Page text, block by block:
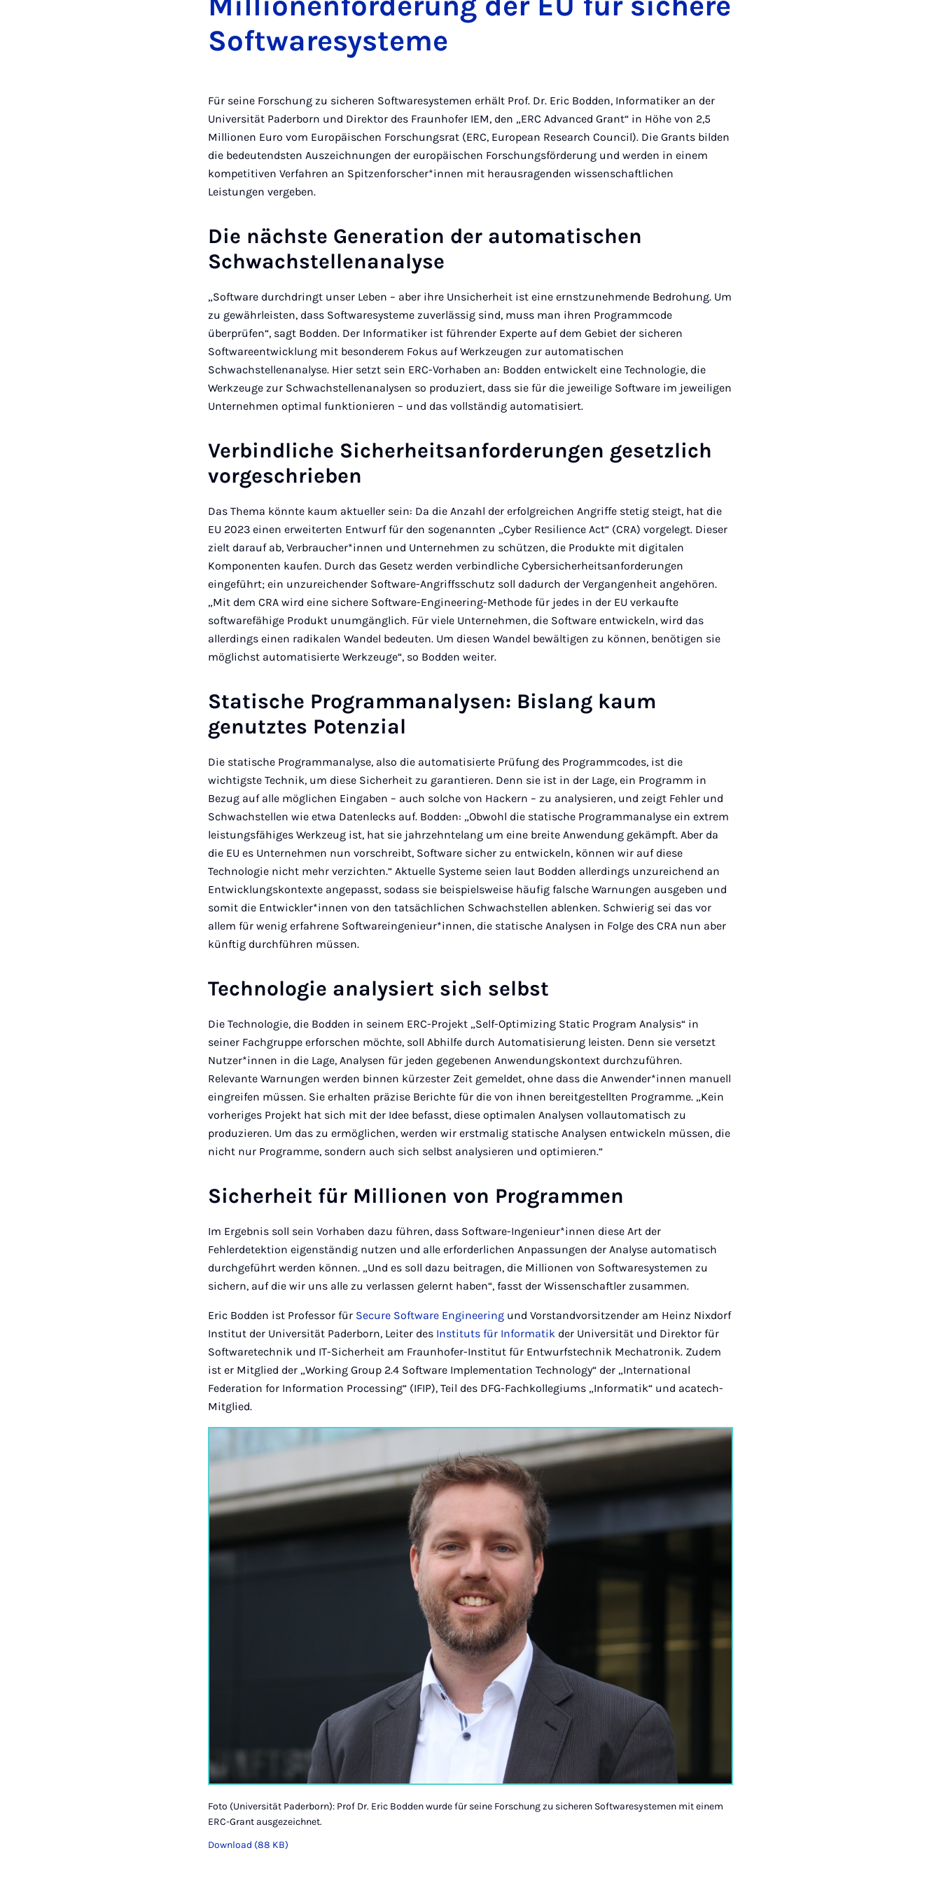
Softwaresysteme
Für seine Forschung zu sicheren Softwaresystemen erhält Prof. Dr. Eric Bodden, Informatiker an der
Universität Paderborn und Direktor des Fraunhofer IEM, den „ERC Advanced Grant“ in Höhe von 2,5
Millionen Euro vom Europäischen Forschungsrat (ERC, European Research Council). Die Grants bilden
die bedeutendsten Auszeichnungen der europäischen Forschungsförderung und werden in einem
kompetitiven Verfahren an Spitzenforscher*innen mit herausragenden wissenschaftlichen
Leistungen vergeben.
Die nächste Generation der automatischen
Schwachstellenanalyse
„Software durchdringt unser Leben – aber ihre Unsicherheit ist eine ernstzunehmende Bedrohung. Um
zu gewährleisten, dass Softwaresysteme zuverlässig sind, muss man ihren Programmcode
überprüfen“, sagt Bodden. Der Informatiker ist führender Experte auf dem Gebiet der sicheren
Softwareentwicklung mit besonderem Fokus auf Werkzeugen zur automatischen
Schwachstellenanalyse. Hier setzt sein ERC-Vorhaben an: Bodden entwickelt eine Technologie, die
Werkzeuge zur Schwachstellenanalysen so produziert, dass sie für die jeweilige Software im jeweiligen
Unternehmen optimal funktionieren – und das vollständig automatisiert.
Verbindliche Sicherheitsanforderungen gesetzlich
vorgeschrieben
Das Thema könnte kaum aktueller sein: Da die Anzahl der erfolgreichen Angriffe stetig steigt, hat die
EU 2023 einen erweiterten Entwurf für den sogenannten „Cyber Resilience Act“ (CRA) vorgelegt. Dieser
zielt darauf ab, Verbraucher*innen und Unternehmen zu schützen, die Produkte mit digitalen
Komponenten kaufen. Durch das Gesetz werden verbindliche Cybersicherheitsanforderungen
eingeführt; ein unzureichender Software-Angriffsschutz soll dadurch der Vergangenheit angehören.
„Mit dem CRA wird eine sichere Software-Engineering-Methode für jedes in der EU verkaufte
softwarefähige Produkt unumgänglich. Für viele Unternehmen, die Software entwickeln, wird das
allerdings einen radikalen Wandel bedeuten. Um diesen Wandel bewältigen zu können, benötigen sie
möglichst automatisierte Werkzeuge“, so Bodden weiter.
Statische Programmanalysen: Bislang kaum
genutztes Potenzial
Die statische Programmanalyse, also die automatisierte Prüfung des Programmcodes, ist die
wichtigste Technik, um diese Sicherheit zu garantieren. Denn sie ist in der Lage, ein Programm in
Bezug auf alle möglichen Eingaben – auch solche von Hackern – zu analysieren, und zeigt Fehler und
Schwachstellen wie etwa Datenlecks auf. Bodden: „Obwohl die statische Programmanalyse ein extrem
leistungsfähiges Werkzeug ist, hat sie jahrzehntelang um eine breite Anwendung gekämpft. Aber da
die EU es Unternehmen nun vorschreibt, Software sicher zu entwickeln, können wir auf diese
Technologie nicht mehr verzichten.“ Aktuelle Systeme seien laut Bodden allerdings unzureichend an
Entwicklungskontexte angepasst, sodass sie beispielsweise häufig falsche Warnungen ausgeben und
somit die Entwickler*innen von den tatsächlichen Schwachstellen ablenken. Schwierig sei das vor
allem für wenig erfahrene Softwareingenieur*innen, die statische Analysen in Folge des CRA nun aber
künftig durchführen müssen.
Technologie analysiert sich selbst
Die Technologie, die Bodden in seinem ERC-Projekt „Self-Optimizing Static Program Analysis“ in
seiner Fachgruppe erforschen möchte, soll Abhilfe durch Automatisierung leisten. Denn sie versetzt
Nutzer*innen in die Lage, Analysen für jeden gegebenen Anwendungskontext durchzuführen.
Relevante Warnungen werden binnen kürzester Zeit gemeldet, ohne dass die Anwender*innen manuell
eingreifen müssen. Sie erhalten präzise Berichte für die von ihnen bereitgestellten Programme. „Kein
vorheriges Projekt hat sich mit der Idee befasst, diese optimalen Analysen vollautomatisch zu
produzieren. Um das zu ermöglichen, werden wir erstmalig statische Analysen entwickeln müssen, die
nicht nur Programme, sondern auch sich selbst analysieren und optimieren.“
Sicherheit für Millionen von Programmen
Im Ergebnis soll sein Vorhaben dazu führen, dass Software-Ingenieur*innen diese Art der
Fehlerdetektion eigenständig nutzen und alle erforderlichen Anpassungen der Analyse automatisch
durchgeführt werden können. „Und es soll dazu beitragen, die Millionen von Softwaresystemen zu
sichern, auf die wir uns alle zu verlassen gelernt haben“, fasst der Wissenschaftler zusammen.
Eric Bodden ist Professor für Secure Software Engineering und Vorstandvorsitzender am Heinz Nixdorf
Institut der Universität Paderborn, Leiter des Instituts für Informatik der Universität und Direktor für
Softwaretechnik und IT-Sicherheit am Fraunhofer-Institut für Entwurfstechnik Mechatronik. Zudem
ist er Mitglied der „Working Group 2.4 Software Implementation Technology“ der „International
Federation for Information Processing“ (IFIP), Teil des DFG-Fachkollegiums „Informatik“ und acatech-
Mitglied.
Foto (Universität Paderborn): Prof Dr. Eric Bodden wurde für seine Forschung zu sicheren Softwaresystemen mit einem
ERC-Grant ausgezeichnet.
Download (88 KB)